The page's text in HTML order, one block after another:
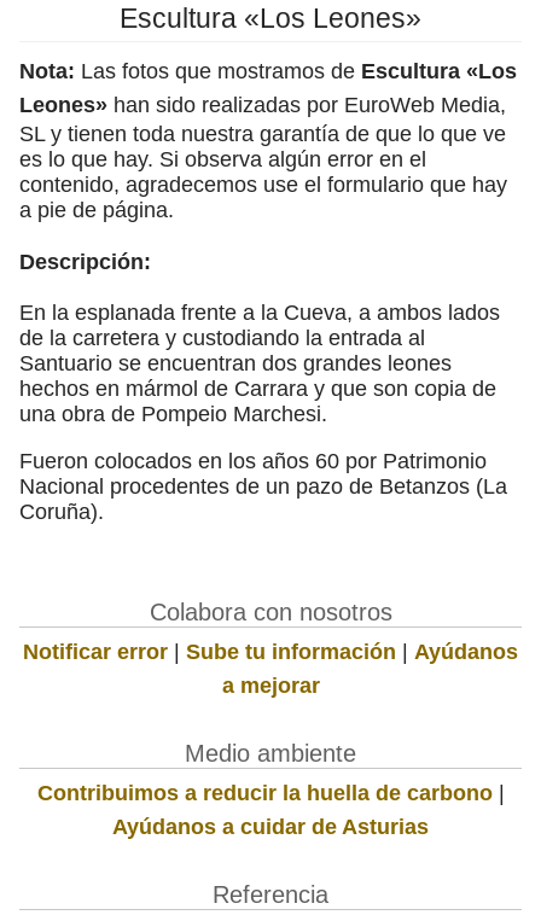
Escultura «Los Leones»
Nota: Las fotos que mostramos de Escultura «Los
Leones» han sido realizadas por EuroWeb Media,
SL y tienen toda nuestra garantía de que lo que ve
es lo que hay. Si observa algún error en el
contenido, agradecemos use el formulario que hay
a pie de página.
Descripción:
En la esplanada frente a la Cueva, a ambos lados
de la carretera y custodiando la entrada al
Santuario se encuentran dos grandes leones
hechos en mármol de Carrara y que son copia de
una obra de Pompeio Marchesi.
Fueron colocados en los años 60 por Patrimonio
Nacional procedentes de un pazo de Betanzos (La
Coruña).
Colabora con nosotros
Notificar error | Sube tu información | Ayúdanos
a mejorar
Medio ambiente
Contribuimos a reducir la huella de carbono|
Ayúdanos a cuidar de Asturias
Referencia